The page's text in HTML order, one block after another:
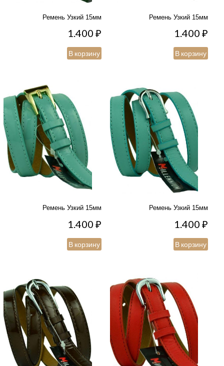
Ремень Узкий 15мм
1.400₽
В корзину
Ремень Узкий 15мм
1.400₽
В корзину
Ремень Узкий 15мм
1.400₽
В корзину
Ремень Узкий 15мм
1.400₽
В корзину